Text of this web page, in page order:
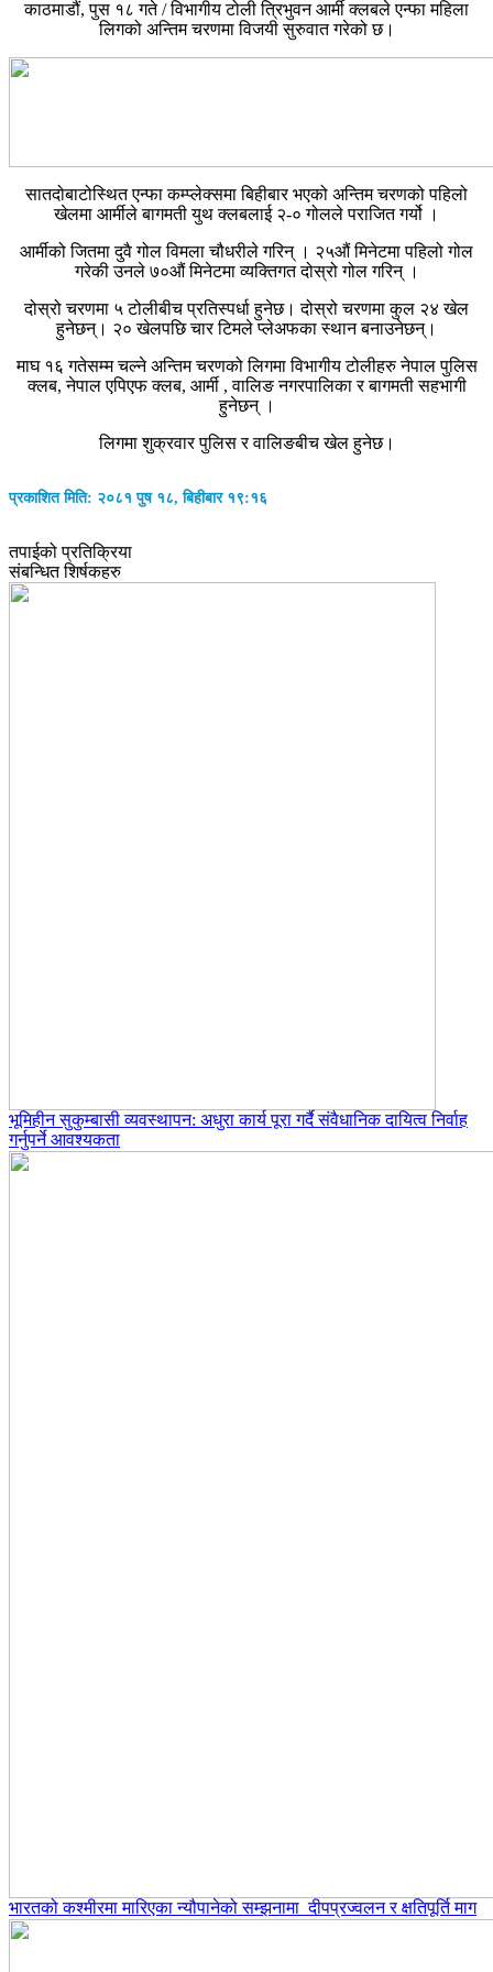
काठमाडौं, पुस १८ गते / विभागीय टोली त्रिभुवन आर्मी क्लबले एन्फा महिला
लिगको अन्तिम चरणमा विजयी सुरुवात गरेको छ।
सातदोबाटोस्थित एन्फा कम्प्लेक्समा बिहीबार भएको अन्तिम चरणको पहिलो
खेलमा आर्मीले बागमती युथ क्लबलाई २-० गोलले पराजित गर्यो ।
आर्मीको जितमा दुवै गोल विमला चौधरीले गरिन् । २५औं मिनेटमा पहिलो गोल
गरेकी उनले ७०औं मिनेटमा व्यक्तिगत दोस्रो गोल गरिन् ।
दोस्रो चरणमा ५ टोलीबीच प्रतिस्पर्धा हुनेछ। दोस्रो चरणमा कुल २४ खेल
हुनेछन्। २० खेलपछि चार टिमले प्लेअफका स्थान बनाउनेछन्।‌
माघ १६ गतेसम्म चल्ने अन्तिम चरणको लिगमा विभागीय टोलीहरु नेपाल पुलिस
क्लब, नेपाल एपिएफ क्लब, आर्मी , वालिङ नगरपालिका र बागमती सहभागी
हुनेछन् ।
लिगमा शुक्रवार पुलिस र वालिङबीच खेल हुनेछ।
प्रकाशित मिति: २०८१ पुष १८, बिहीबार १९:१६
तपाईको प्रतिक्रिया
संबन्धित शिर्षकहरु
भूमिहीन सुकुम्बासी व्यवस्थापन: अधुरा कार्य पूरा गर्दै संवैधानिक दायित्व निर्वाह
गर्नुपर्ने आवश्यकता
भारतको कश्मीरमा मारिएका न्यौपानेको सम्झनामा दीपप्रज्वलन र क्षतिपूर्ति माग